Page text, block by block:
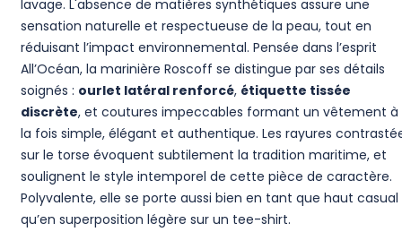
lavage. L'absence de matières synthétiques assure une
sensation naturelle et respectueuse de la peau, tout en
réduisant l’impact environnemental. Pensée dans l’esprit
All’Océan, la marinière Roscoff se distingue par ses détails
soignés : ourlet latéral renforcé, étiquette tissée
discrète, et coutures impeccables formant un vêtement à
la fois simple, élégant et authentique. Les rayures
sur le torse évoquent subtilement la tradition maritime, et
soulignent le style intemporel de cette pièce de caractère.
Polyvalente, elle se porte aussi bien en tant que haut casual
qu’en superposition légère sur un tee-shirt.